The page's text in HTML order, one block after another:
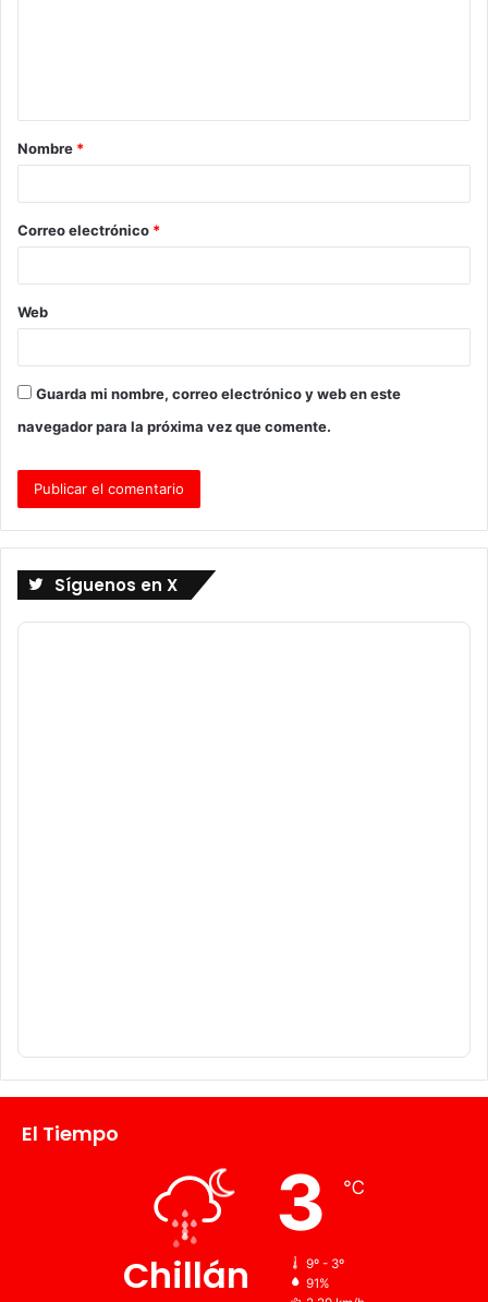
a
r
*
Nombre *
Correo electrónico *
Web
Guarda mi nombre, correo electrónico y web en este
navegador para la próxima vez que comente.
Síguenos en X
El Tiempo
Chillán
3 ℃
9º - 3º
91%